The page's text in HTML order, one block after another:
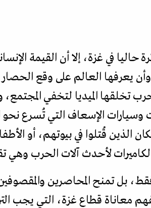
في غزة، إلا أن القيمة
يعرفها العالم على وقع
مقولة بيير بورديو (1930-2002) "إن الحرب تخلقها الميديا
وسيارات الإسعاف التي تُسرع
الذين قُتلوا في بيوتهم، أو
لأحدث آلات الحرب وهي
بل تمنح المحاصرين
معاناة قطاع غزة، التي يجب